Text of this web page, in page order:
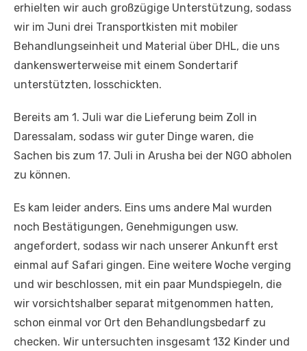
erhielten wir auch großzügige Unterstützung, sodass
wir im Juni drei Transportkisten mit mobiler
Behandlungseinheit und Material über DHL, die uns
dankenswerterweise mit einem Sondertarif
unterstützten, losschickten.
Bereits am 1. Juli war die Lieferung beim Zoll in
Daressalam, sodass wir guter Dinge waren, die
Sachen bis zum 17. Juli in Arusha bei der NGO abholen
zu können.
Es kam leider anders. Eins ums andere Mal wurden
noch Bestätigungen, Genehmigungen usw.
angefordert, sodass wir nach unserer Ankunft erst
einmal auf Safari gingen. Eine weitere Woche verging
und wir beschlossen, mit ein paar Mundspiegeln, die
wir vorsichtshalber separat mitgenommen hatten,
schon einmal vor Ort den Behandlungsbedarf zu
checken. Wir untersuchten insgesamt 132 Kinder und